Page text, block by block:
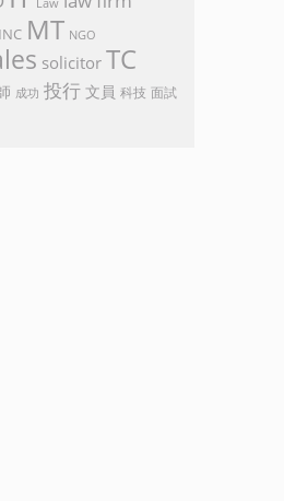
MT NGO
solicitor TC
成功 投行 文員 科技 面試